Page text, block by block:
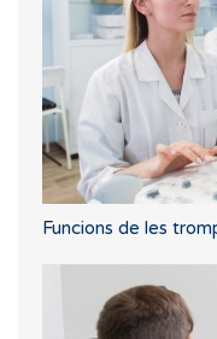
Funcions de les